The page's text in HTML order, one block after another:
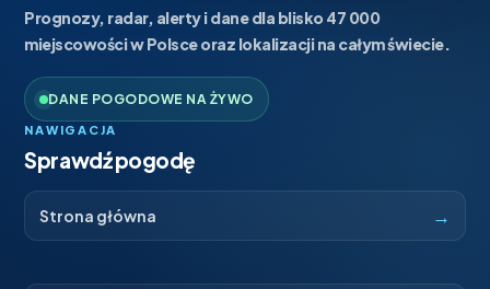
Prognozy, radar, alerty i dane dla blisko 47 000
miejscowości w Polsce oraz lokalizacji na całym świecie.
DANE POGODOWE NA ŻYWO
NAWIGACJA
Sprawdź pogodę
Strona główna →